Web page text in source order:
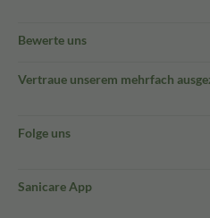
Bewerte uns
Vertraue unserem mehrfach
Folge uns
Sanicare App